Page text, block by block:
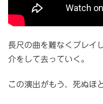
長尺の曲を難なくプレイ
介をして去っていく。
この演出がもう、死ぬほ